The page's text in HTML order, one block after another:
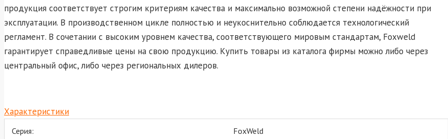
продукция соответствует строгим критериям качества и максимально возможной степени надёжности при
эксплуатации. В производственном цикле полностью и неукоснительно соблюдается технологический
регламент. В сочетании с высоким уровнем качества, соответствующего мировым стандартам, Foxweld
гарантирует справедливые цены на свою продукцию. Купить товары из каталога фирмы можно либо через
центральный офис, либо через региональных дилеров.
Характеристики
Серия: FoxWeld